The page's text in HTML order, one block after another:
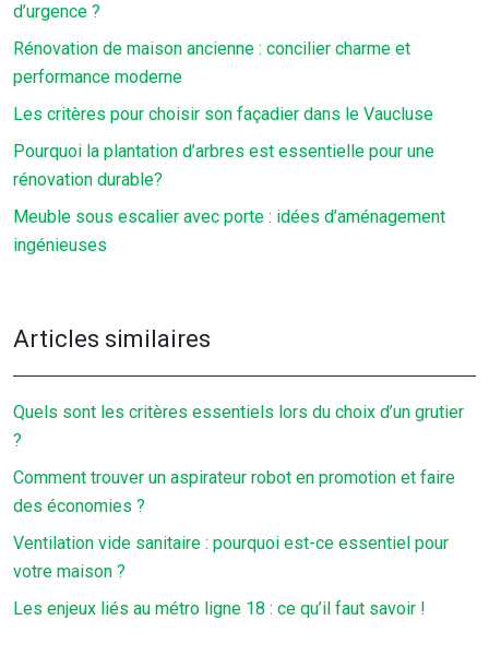
d’urgence ?
Rénovation de maison ancienne : concilier charme et
performance moderne
Les critères pour choisir son façadier dans le Vaucluse
Pourquoi la plantation d’arbres est essentielle pour une
rénovation durable?
Meuble sous escalier avec porte : idées d’aménagement
ingénieuses
Articles similaires
Quels sont les critères essentiels lors du choix d’un grutier
?
Comment trouver un aspirateur robot en promotion et faire
des économies ?
Ventilation vide sanitaire : pourquoi est-ce essentiel pour
votre maison ?
Les enjeux liés au métro ligne 18 : ce qu’il faut savoir !